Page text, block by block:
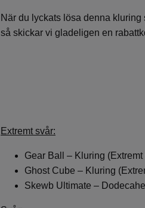
När du lyckats lösa denna
så skickar vi gladeligen en
Extremt svår:
Gear Ball – Kluring (Extremt
Ghost Cube – Kluring
Skewb Ultimate –